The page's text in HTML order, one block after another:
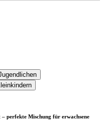
perfekte Mischung für erwachsene